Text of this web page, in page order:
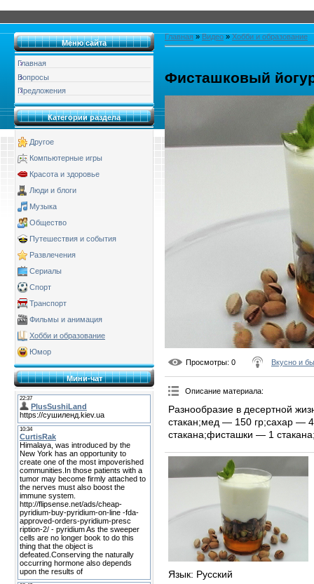
Меню сайта
Главная
Вопросы
Предложения
Категории раздела
Другое
Компьютерные игры
Красота и здоровье
Люди и блоги
Музыка
Общество
Путешествия и события
Развлечения
Сериалы
Спорт
Транспорт
Фильмы и анимация
Хобби и образование
Юмор
Мини-чат
Главная » Видео » Хобби и образование
Фисташковый
Просмотры: 0 Вкусно и
Описание материала:
Разнообразие в десертной
стакан;мед — 150 гр;сахар —
стакана;фисташки — 1
Язык: Русский